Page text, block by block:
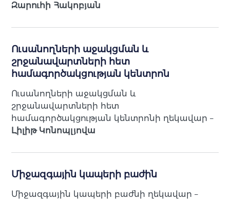
Զարուհի Հակոբյան
Ուսանողների աջակցման և
շրջանավարտների հետ
համագործակցության կենտրոն
Ուսանողների աջակցման և
շրջանավարտների հետ
համագործակցության կենտրոնի ղեկավար –
Լիլիթ Կոնոպլյովա
Միջազգային կապերի բաժին
Միջազգային կապերի բաժնի ղեկավար –